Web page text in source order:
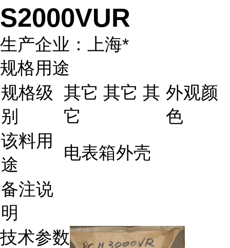
S2000VUR
生产企业：上海*
规格用途
规格级
别
其它 其它 其
它
外观颜
色
该料用
途
电表箱外壳
备注说
明
技术参数